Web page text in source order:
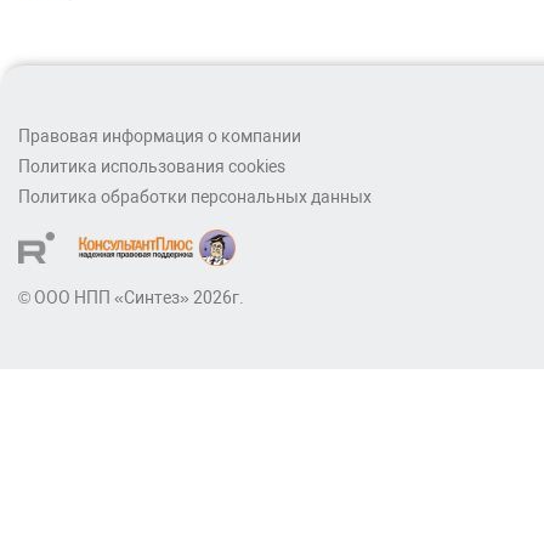
Правовая информация о компании
Политика использования cookies
Политика обработки персональных данных
© ООО НПП «Синтез» 2026г.